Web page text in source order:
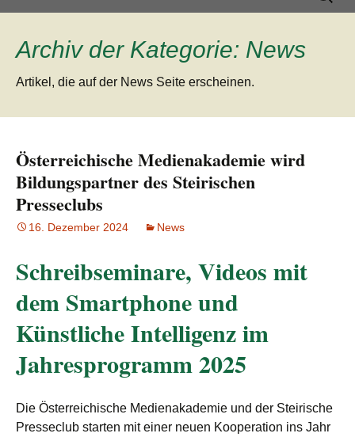
nach:
Archiv der Kategorie: News
Artikel, die auf der News Seite erscheinen.
Österreichische Medienakademie wird
Bildungspartner des Steirischen
Presseclubs
16. Dezember 2024 News
Schreibseminare, Videos mit
dem Smartphone und
Künstliche Intelligenz im
Jahresprogramm 2025
Die Österreichische Medienakademie und der Steirische
Presseclub starten mit einer neuen Kooperation ins Jahr